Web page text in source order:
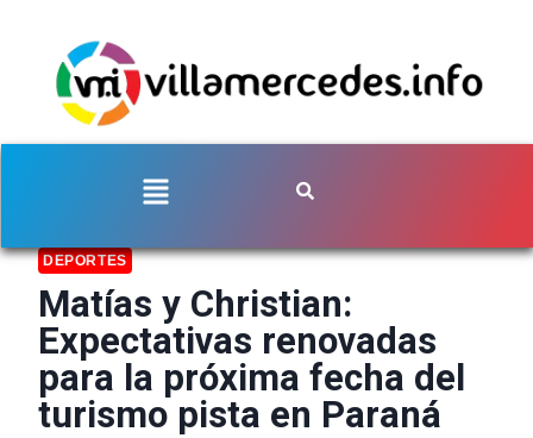
DEPORTES
Matías y Christian:
Expectativas renovadas
para la próxima fecha del
turismo pista en Paraná